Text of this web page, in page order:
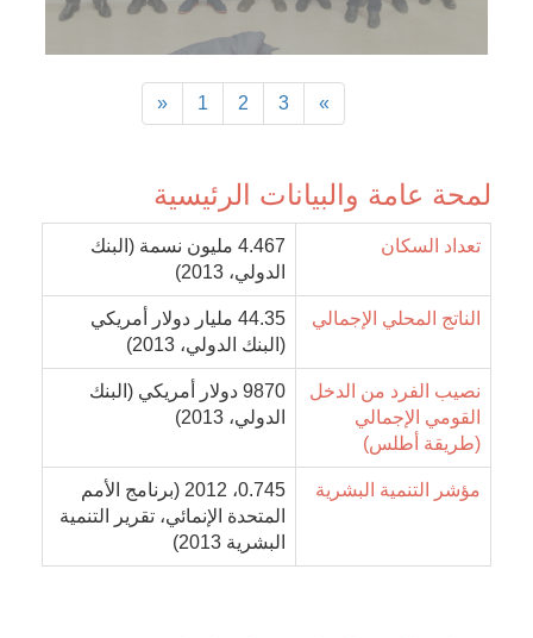
لمحة عامة والبيانات الرئيسية
تعداد السكان
4.467 مليون نسمة (البنك
الدولي، 2013)
الناتج المحلي الإجمالي
44.35 مليار دولار أمريكي
(البنك الدولي، 2013)
نصيب الفرد من الدخل
القومي الإجمالي
(طريقة أطلس)
9870 دولار أمريكي (البنك
الدولي، 2013)
مؤشر التنمية البشرية
0.745، 2012 (برنامج الأمم
المتحدة الإنمائي، تقرير التنمية
البشرية 2013)